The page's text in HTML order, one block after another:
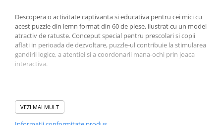
Descopera o activitate captivanta si educativa pentru cei mici cu
acest puzzle din lemn format din 60 de piese, ilustrat cu un model
atractiv de ratuste. Conceput special pentru prescolari si copii
aflati in perioada de dezvoltare, puzzle-ul contribuie la stimularea
gandirii logice, a atentiei si a coordonarii mana-ochi prin joaca
interactiva.
VEZI MAI MULT